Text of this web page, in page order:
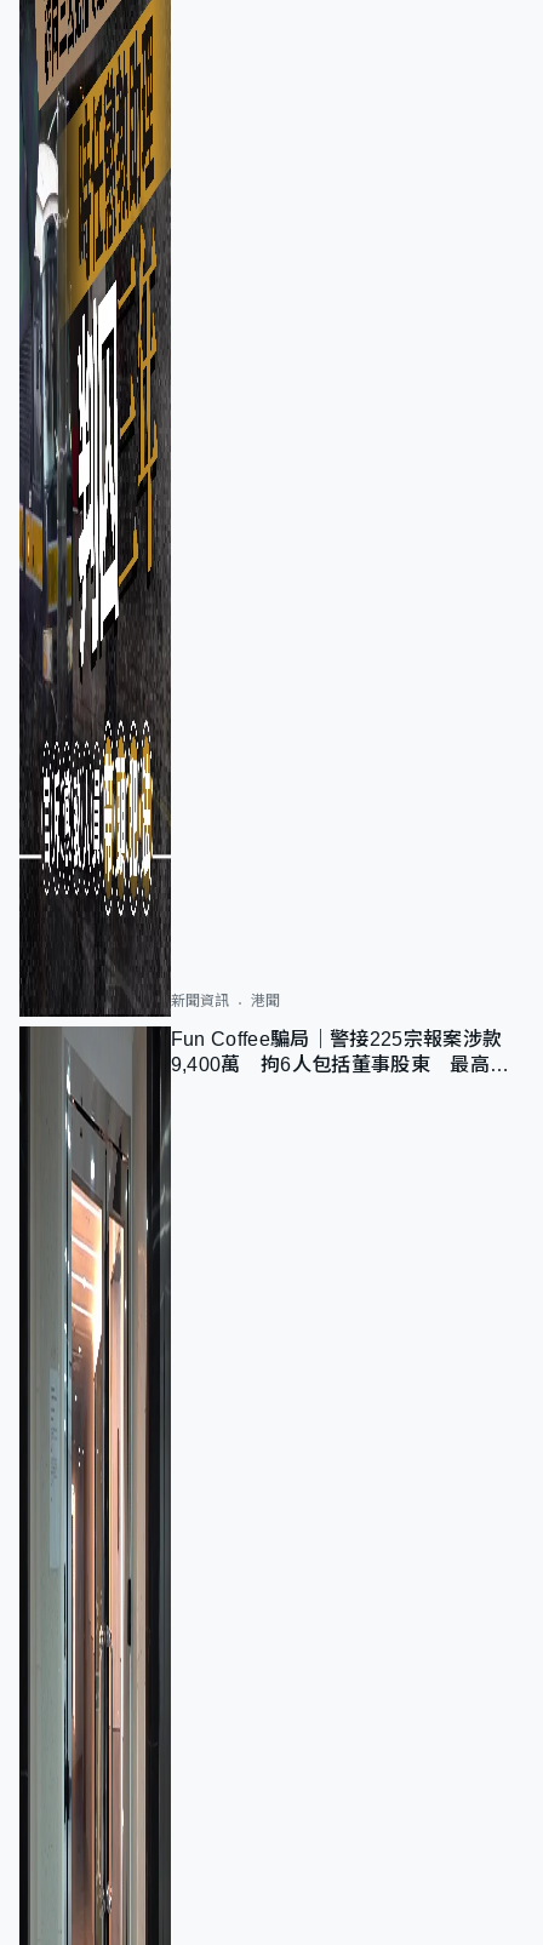
新聞資訊 港聞
Fun Coffee騙局｜警接225宗報案涉款
9,400萬 拘6人包括董事股東 最高金